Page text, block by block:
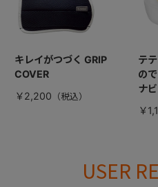
キレイがつづく GRIP
COVER
￥2,200
テ
の
ナ
￥
USER